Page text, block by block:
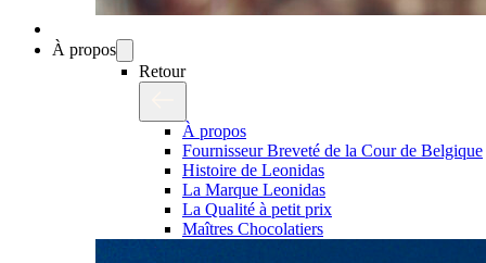
À propos
Retour
À propos
Fournisseur Breveté de la Cour de Belgique
Histoire de Leonidas
La Marque Leonidas
La Qualité à petit prix
Maîtres Chocolatiers